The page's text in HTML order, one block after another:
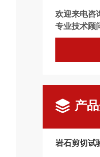
欢迎来电咨
专业技术顾
产
岩石剪切试